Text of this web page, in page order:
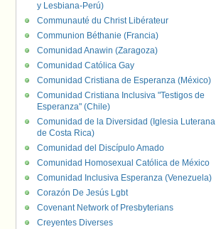
y Lesbiana-Perú)
Communauté du Christ Libérateur
Communion Béthanie (Francia)
Comunidad Anawin (Zaragoza)
Comunidad Católica Gay
Comunidad Cristiana de Esperanza (México)
Comunidad Cristiana Inclusiva "Testigos de
Esperanza" (Chile)
Comunidad de la Diversidad (Iglesia Luterana
de Costa Rica)
Comunidad del Discípulo Amado
Comunidad Homosexual Católica de México
Comunidad Inclusiva Esperanza (Venezuela)
Corazón De Jesús Lgbt
Covenant Network of Presbyterians
Creyentes Diverses